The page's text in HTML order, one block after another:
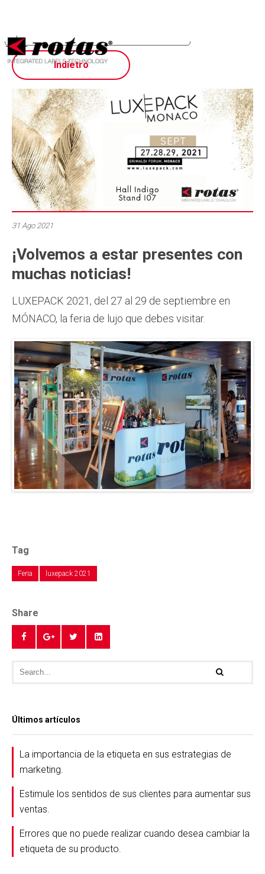
Indietro
31 Ago 2021
¡Volvemos a estar presentes con
muchas noticias!
LUXEPACK 2021, del 27 al 29 de septiembre en
MÓNACO, la feria de lujo que debes visitar.
Tag
Feria luxepack 2021
Share
Últimos artículos
La importancia de la etiqueta en sus estrategias de
marketing.
Estimule los sentidos de sus clientes para aumentar sus
ventas.
Errores que no puede realizar cuando desea cambiar la
etiqueta de su producto.
Aviso en el momento de la recogida